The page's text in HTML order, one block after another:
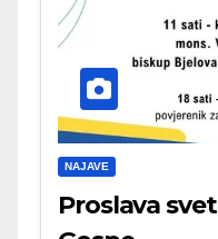
NAJAVE
Proslava